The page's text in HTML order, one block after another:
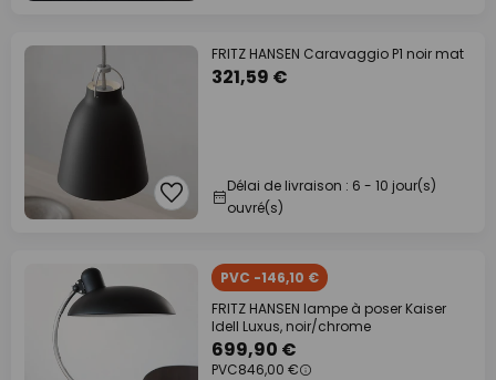
FRITZ HANSEN Caravaggio P1 noir mat
321,59 €
Délai de livraison : 6 - 10 jour(s)
ouvré(s)
PVC -146,10 €
FRITZ HANSEN lampe à poser Kaiser
Idell Luxus, noir/chrome
699,90 €
PVC846,00 €